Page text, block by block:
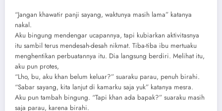
“Jangan khawatir panji sayang, waktunya masih lama” katanya
nakal.
Aku bingung mendengar ucapannya, tapi kubiarkan aktivitasnya
itu sambil terus mendesah-desah nikmat. Tiba-tiba ibu mertuaku
menghentikan perbuatannya itu. Dia langsung berdiri. Melihat itu,
aku pun protes,
“Lho, bu, aku khan belum keluar?” suaraku parau, penuh birahi.
“Sabar sayang, kita lanjut di kamarku saja yuk” katanya mesra.
Aku pun tambah bingung. “Tapi khan ada bapak?” suaraku masih
saja parau, karena birahi.